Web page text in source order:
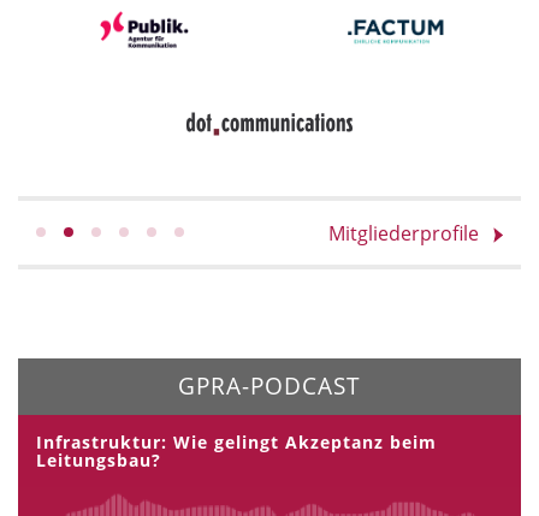
Mitgliederprofile
GPRA-PODCAST
Infrastruktur: Wie gelingt Akzeptanz beim
Leitungsbau?